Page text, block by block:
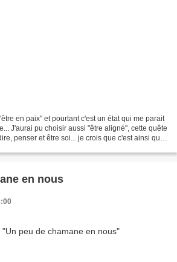
en paix" et pourtant c'est un état qui me parait
J'aurai pu choisir aussi "être aligné", cette quête
penser et être soi... je crois que c'est ainsi que
en nous